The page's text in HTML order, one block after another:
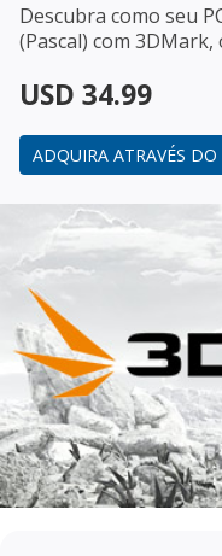
Descubra como seu
(Pascal) com 3DMark,
USD 34.99
ADQUIRA ATRAVÉS DO